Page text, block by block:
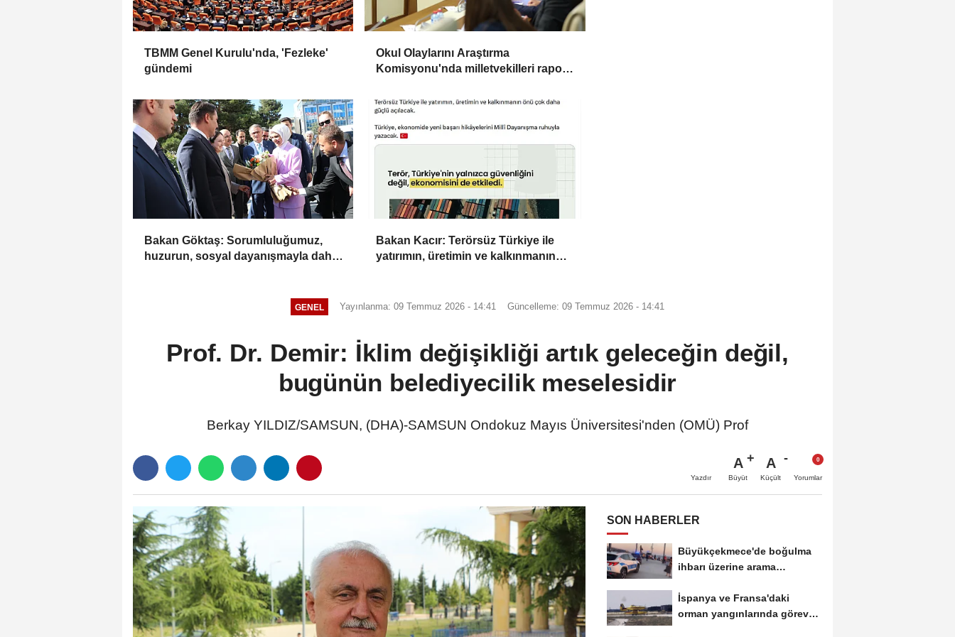
TBMM Genel Kurulu'nda, 'Fezleke'
gündemi
Okul Olaylarını Araştırma
Komisyonu'nda milletvekilleri rapora
Bakan Göktaş: Sorumluluğumuz,
huzurun, sosyal dayanışmayla daha
Bakan Kacır: Terörsüz Türkiye ile
yatırımın, üretimin ve kalkınmanın
GENEL Yayınlanma: 09 Temmuz 2026 - 14:41 Güncelleme: 09 Temmuz 2026 - 14:41
Prof. Dr. Demir: İklim değişikliği artık geleceğin değil,
bugünün belediyecilik meselesidir
Berkay YILDIZ/SAMSUN, (DHA)-SAMSUN Ondokuz Mayıs Üniversitesi'nden (OMÜ) Prof
Yazdır
A
Büyüt
A
Küçült Yorumlar
SON HABERLER
Büyükçekmece'de boğulma
ihbarı üzerine arama
İspanya ve Fransa'daki
orman yangınlarında görev